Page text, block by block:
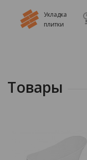
Укладка
плитки
Товары